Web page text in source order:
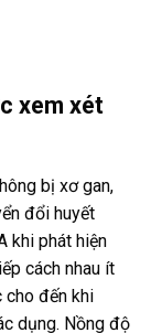
xem xét
bị xơ gan,
đổi huyết
khi phát hiện
cách nhau ít
cho đến khi
dụng. Nồng độ